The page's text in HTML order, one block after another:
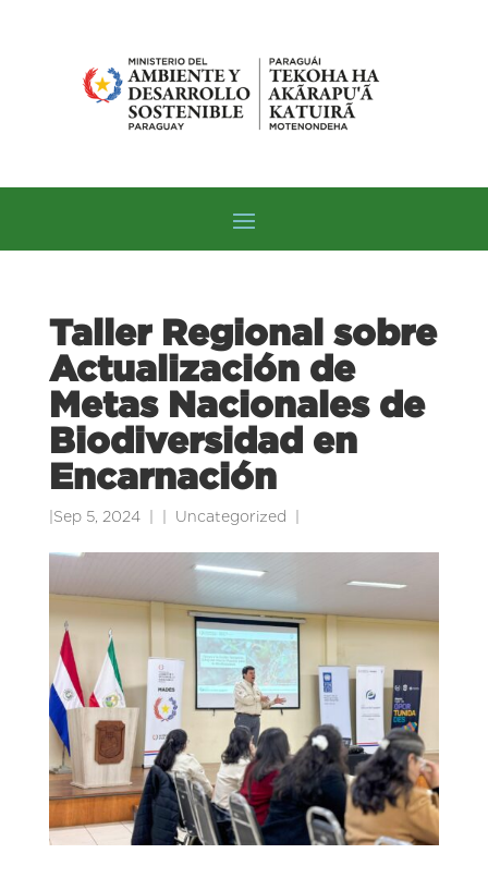
Taller Regional sobre
Actualización de
Metas Nacionales de
Biodiversidad en
Encarnación
Sep 5, 2024 Uncategorized